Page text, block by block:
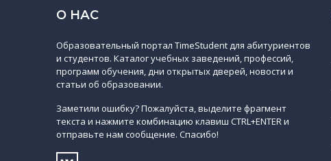
О НАС
Образовательный портал TimeStudent для абитуриентов
и студентов. Каталог учебных заведений, профессий,
программ обучения, дни открытых дверей, новости и
статьи об образовании.
Заметили ошибку? Пожалуйста, выделите фрагмент
текста и нажмите комбинацию клавиш CTRL+ENTER и
отправьте нам сообщение. Спасибо!